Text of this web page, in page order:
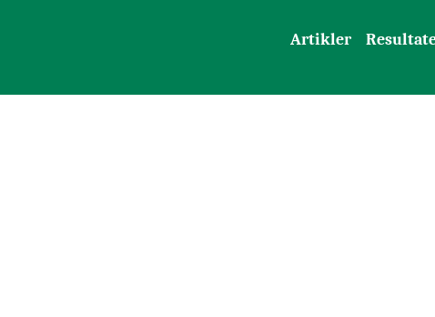
Artikler